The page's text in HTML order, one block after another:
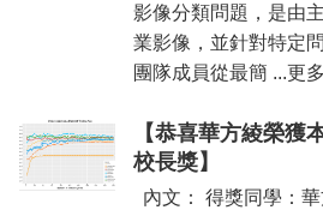
影像分類問題，是由
業影像，並針對特定
團隊成員從最簡 ...更多
【恭喜華方綾榮獲
校長獎】
內文： 得獎同學：